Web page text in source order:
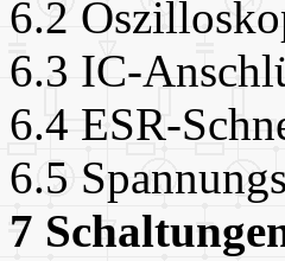
6.2
6.3 IC-
6.4 ESR-
6.5
7